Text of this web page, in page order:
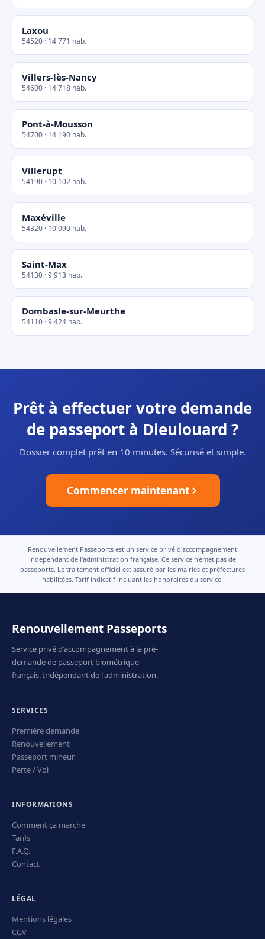
Laxou
54520 · 14 771 hab.
Villers-lès-Nancy
54600 · 14 718 hab.
Pont-à-Mousson
54700 · 14 190 hab.
Villerupt
54190 · 10 102 hab.
Maxéville
54320 · 10 090 hab.
Saint-Max
54130 · 9 913 hab.
Dombasle-sur-Meurthe
54110 · 9 424 hab.
Prêt à effectuer votre demande
de passeport à Dieulouard ?
Dossier complet prêt en 10 minutes. Sécurisé et simple.
Commencer maintenant
Renouvellement Passeports est un service privé d'accompagnement
indépendant de l'administration française. Ce service n'émet pas de
passeports. Le traitement officiel est assuré par les mairies et préfectures
habilitées. Tarif indicatif incluant les honoraires du service.
Renouvellement Passeports
Service privé d'accompagnement à la pré-
demande de passeport biométrique
français. Indépendant de l'administration.
SERVICES
Première demande
Renouvellement
Passeport mineur
Perte / Vol
INFORMATIONS
Comment ça marche
Tarifs
F.A.Q.
Contact
LÉGAL
Mentions légales
CGV